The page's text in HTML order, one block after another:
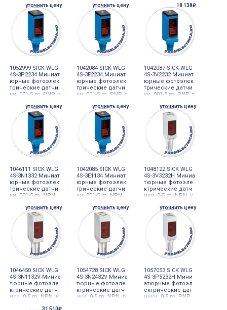
ой 2 m, PVC
ной 2 m, PVC
уточнить цену
1052999 SICK WLG
4S-3P2234 Миниат
юрные фотоэлек
трические датчи
ки, 001-5 m, PNP, р
уточнить цену
1042084 SICK WLG
4S-3F2234 Миниат
юрные фотоэлек
трические датчи
ки, 001-5 m, PNP, р
18 138₽
1042087 SICK WLG
4S-3V2232 Миниат
юрные фотоэлек
трические датчи
ки, 001-5 m, PNP, р
уточнить цену
1046111 SICK WLG
4S-3N1332 Миниат
юрные фотоэлек
трические датчи
ки, 001-5 m, NPN,
ной 2 m, PVC
уточнить цену
1042085 SICK WLG
4S-3E1134 Миниат
юрные фотоэлек
трические датчи
ки, 001-5 m, NPN,
ной 2 m, PVC
уточнить цену
1048122 SICK WLG
4S-3V3232H Миниа
тюрные фотоэле
ктрические датч
ики, 0-5 m, NPN, к
ой 2 m, PVC
уточнить цену
1046450 SICK WLG
4S-3N1132V Миниа
тюрные фотоэле
ктрические датч
ики, 0-5 m, NPN, к
уточнить цену
1054728 SICK WLG
4S-3N2432V Миниа
тюрные фотоэле
ктрические датч
ики, 0-5 m, NPN, р
уточнить цену
1057053 SICK WLG
4S-3P5232H Мини
атюрные фотоэл
ектрические дат
чики, 0-5 m, PNP,
31 510₽